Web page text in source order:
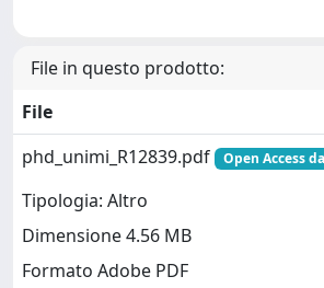
File in questo prodotto:
File
phd_unimi_R12839.pdf
Open Access
Tipologia: Altro
Dimensione 4.56 MB
Formato Adobe PDF